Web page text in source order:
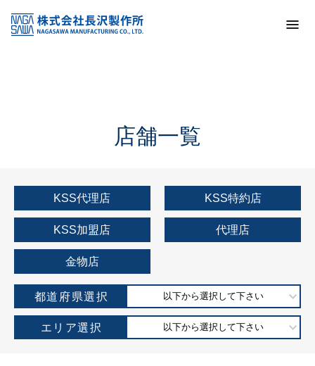
KSS加盟店・取扱店情報
店舗一覧
店舗一覧
KSS代理店 KSS特約店
KSS加盟店 代理店
金物店
都道府県選択 以下から選択して下さい
エリア選択 以下から選択して下さい